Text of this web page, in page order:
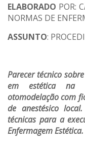
ELABORADO POR:
NORMAS DE
ASSUNTO:
Parecer técnico
em estética na
otomodelação com
de anestésico
técnicas para a
Enfermagem Estética.